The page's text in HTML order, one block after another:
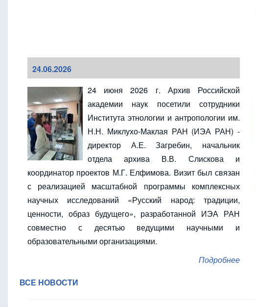
24.06.2026
24 июня 2026 г. Архив Российской
академии наук посетили сотрудники
Института этнологии и антропологии им.
Н.Н. Миклухо-Маклая РАН (ИЭА РАН) -
директор А.Е. Загребин, начальник
отдела архива В.В. Слискова и
координатор проектов М.Г. Елфимова. Визит был связан
с реализацией масштабной программы комплексных
научных исследований «Русский народ: традиции,
ценности, образ будущего», разработанной ИЭА РАН
совместно с десятью ведущими научными и
образовательными организациями.
Подробнее
ВСЕ НОВОСТИ